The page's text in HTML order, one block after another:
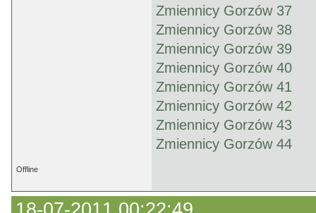
Zmiennicy Gorzów 37
Zmiennicy Gorzów 38
Zmiennicy Gorzów 39
Zmiennicy Gorzów 40
Zmiennicy Gorzów 41
Zmiennicy Gorzów 42
Zmiennicy Gorzów 43
Zmiennicy Gorzów 44
Offline